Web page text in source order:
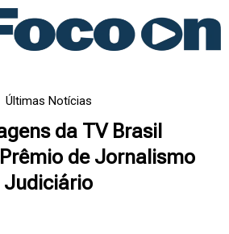
Últimas Notícias
da TV Brasil
de Jornalismo
Judiciário